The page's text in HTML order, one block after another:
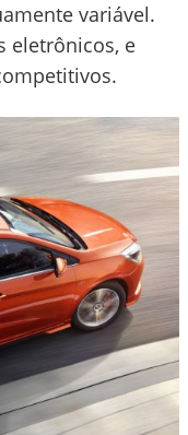
variável.
eletrônicos, e